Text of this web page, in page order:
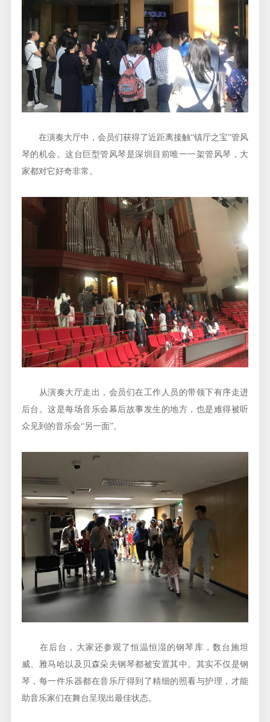
在演奏大厅中，会员们获得了近距离接触“镇厅之宝”管风
琴的机会。这台巨型管风琴是深圳目前唯一一架管风琴，大
家都对它好奇非常。
从演奏大厅走出，会员们在工作人员的带领下有序走进
后台。这是每场音乐会幕后故事发生的地方，也是难得被听
众见到的音乐会“另一面”。
在后台，大家还参观了恒温恒湿的钢琴库，数台施坦
威、雅马哈以及贝森朵夫钢琴都被安置其中。其实不仅是钢
琴，每一件乐器都在音乐厅得到了精细的照看与护理，才能
助音乐家们在舞台呈现出最佳状态。